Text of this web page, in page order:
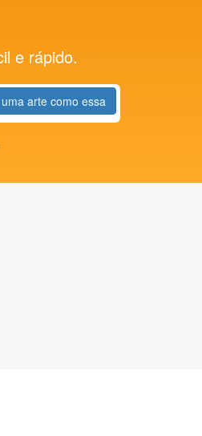
e rápido.
arte como essa